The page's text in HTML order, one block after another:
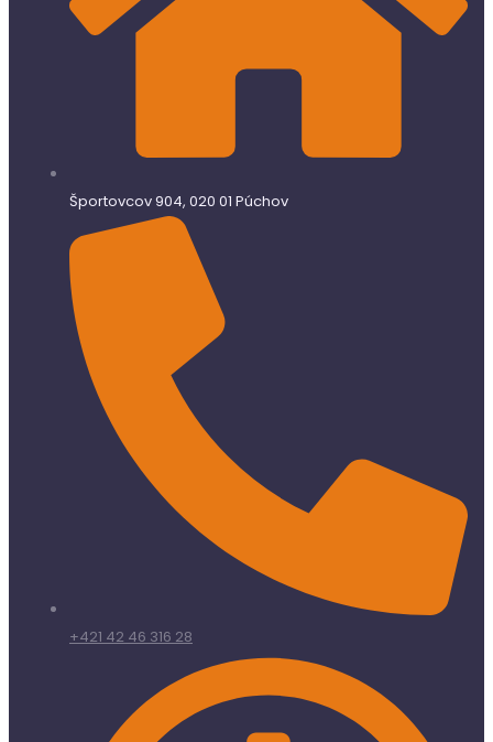
Športovcov 904, 020 01 Púchov
+421 42 46 316 28